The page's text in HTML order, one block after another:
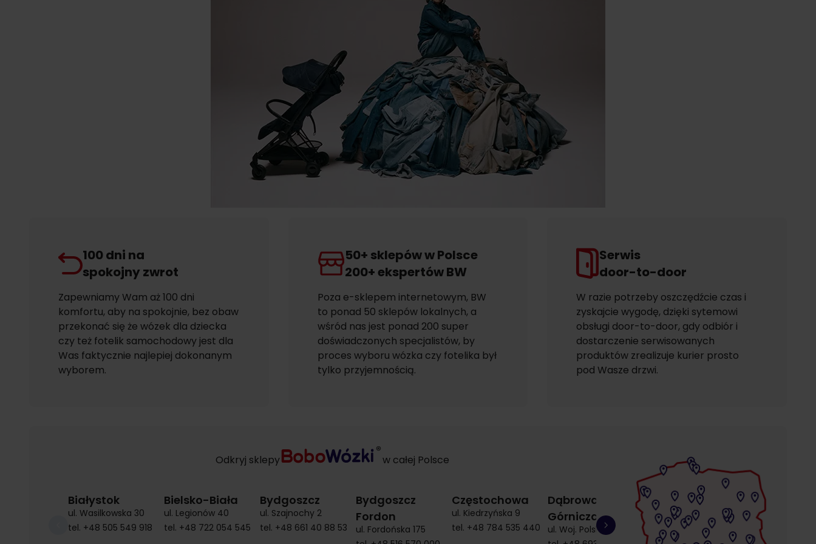
100 dni na
spokojny zwrot
Zapewniamy Wam aż 100 dni
komfortu, aby na spokojnie, bez obaw
przekonać się że wózek dla dziecka
czy też fotelik samochodowy jest dla
Was faktycznie najlepiej dokonanym
wyborem.
50+ sklepów w Polsce
200+ ekspertów BW
Poza e-sklepem internetowym, BW
to ponad 50 sklepów lokalnych, a
wśród nas jest ponad 200 super
doświadczonych specjalistów, by
proces wyboru wózka czy fotelika był
tylko przyjemnością.
Serwis
door-to-door
W razie potrzeby oszczędźcie czas i
zyskajcie wygodę, dzięki sytemowi
obsługi door-to-door, gdy odbiór i
dostarczenie serwisowanych
produktów zrealizuje kurier prosto
pod Wasze drzwi.
Odkryj sklepy w całej Polsce
Białystok
ul. Wasilkowska 30
tel. +48 505 549 918
Bielsko-Biała
ul. Legionów 40
tel. +48 722 054 545
Bydgoszcz
ul. Szajnochy 2
tel. +48 661 40 88 53
Bydgoszcz
Fordon
ul. Fordońska 175
Częstochowa
ul. Kiedrzyńska 9
tel. +48 784 535 440
Dąbrowa
Górnicza
ul. Woj. Polskiego 3
Gdańsk
Łostowice
ul. Łostowicka 4
Gdańsk
Przymorze
ul. Kołobrzeska 30